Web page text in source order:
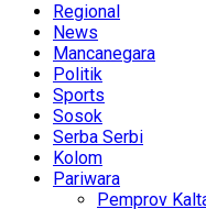
Regional
News
Mancanegara
Politik
Sports
Sosok
Serba Serbi
Kolom
Pariwara
Pemprov